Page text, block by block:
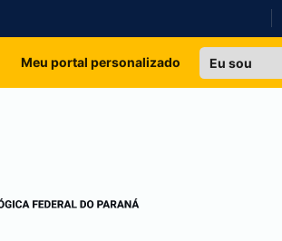
Meu portal personalizado